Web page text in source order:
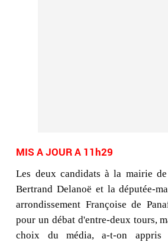
MIS A JOUR A 11h29
Les deux candidats à la mairie
Bertrand Delanoë et la députée-
arrondissement Françoise de
pour un débat d'entre-deux tours,
choix du média, a-t-on appris